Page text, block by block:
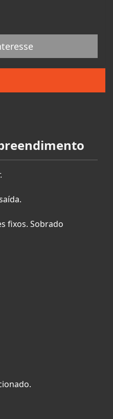
fixos. Sobrado